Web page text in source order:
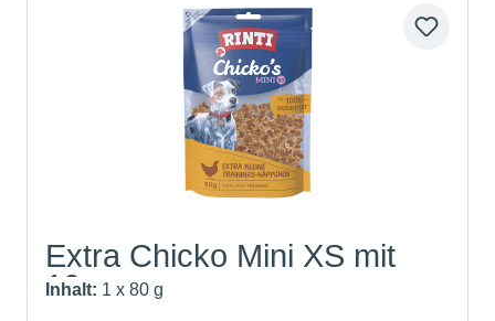
Extra Chicko Mini XS mit
10...
Inhalt: 1 x 80 g